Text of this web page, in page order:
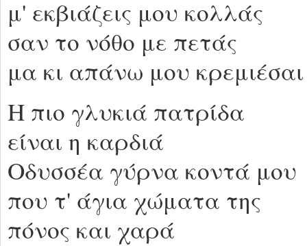
μ' εκβιάζεις μου κολλάς
σαν το νόθο με πετάς
μα κι απάνω μου κρεμιέσαι
Η πιο γλυκιά πατρίδα
είναι η καρδιά
Οδυσσέα γύρνα κοντά μου
που τ' άγια χώματα της
πόνος και χαρά